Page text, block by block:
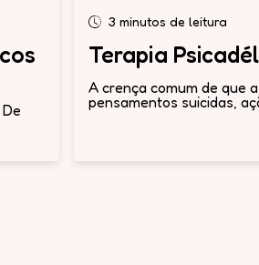
3 minutos de leitura
Terapia
A crença comum de que
pensamentos suicidas,